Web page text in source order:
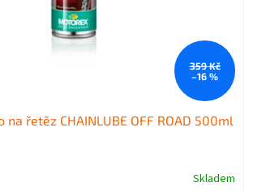
359 Kč
–16 %
řetěz CHAINLUBE OFF ROAD 500ml
Skladem